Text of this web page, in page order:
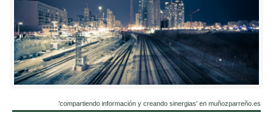
'compartiendo información y creando sinergias' en muñozparreño.es